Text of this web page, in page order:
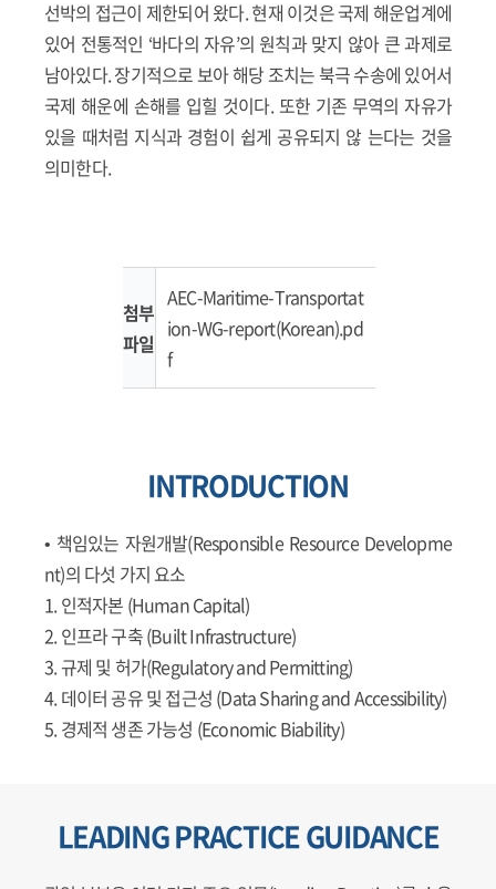
선박의 접근이 제한되어 왔다. 현재 이것은 국제 해운업계에
있어 전통적인 ‘바다의 자유’의 원칙과 맞지 않아 큰 과제로
남아있다. 장기적으로 보아 해당 조치는 북극 수송에 있어서
국제 해운에 손해를 입힐 것이다. 또한 기존 무역의 자유가
있을 때처럼 지식과 경험이 쉽게 공유되지 않 는다는 것을
의미한다.
첨부
파일
AEC-Maritime-Transportat
ion-WG-report(Korean).pd
f
INTRODUCTION
• 책임있는 자원개발(Responsible Resource Developme
nt)의 다섯 가지 요소
1. 인적자본 (Human Capital)
2. 인프라 구축 (Built Infrastructure)
3. 규제 및 허가(Regulatory and Permitting)
4. 데이터 공유 및 접근성 (Data Sharing and Accessibility)
5. 경제적 생존 가능성 (Economic Biability)
LEADING PRACTICE GUIDANCE